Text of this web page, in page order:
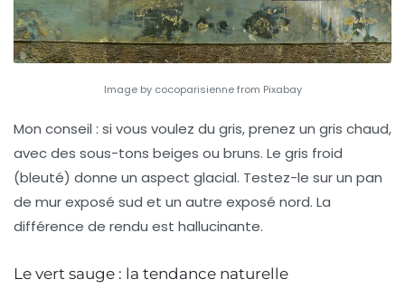
Image by cocoparisienne from Pixabay
Mon conseil : si vous voulez du gris, prenez un gris chaud,
avec des sous-tons beiges ou bruns. Le gris froid
(bleuté) donne un aspect glacial. Testez-le sur un pan
de mur exposé sud et un autre exposé nord. La
différence de rendu est hallucinante.
Le vert sauge : la tendance naturelle